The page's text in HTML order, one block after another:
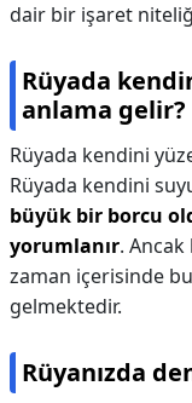
dair bir işaret
Rüyada
anlama gelir?
Rüyada kendini
Rüyada kendini
büyük bir borcu
yorumlanır.
zaman içerisinde
gelmektedir.
Rüyanızda